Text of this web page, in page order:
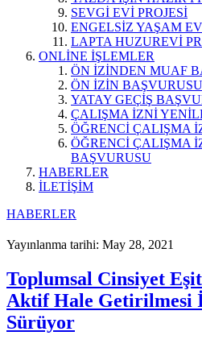
SEVGİ EVİ PROJESİ
ENGELSİZ YAŞAM
LAPTA HUZUREVİ
ONLİNE İŞLEMLER
ÖN İZİNDEN MUAF
ÖN İZİN BAŞVURUSU
YATAY GEÇİŞ
ÇALIŞMA İZNİ
ÖĞRENCİ ÇALIŞMA
ÖĞRENCİ ÇALIŞMA
BAŞVURUSU
HABERLER
İLETİŞİM
HABERLER
Yayınlanma tarihi: May 28, 2021
Toplumsal Cinsiyet
Aktif Hale Getirilmesi
Sürüyor